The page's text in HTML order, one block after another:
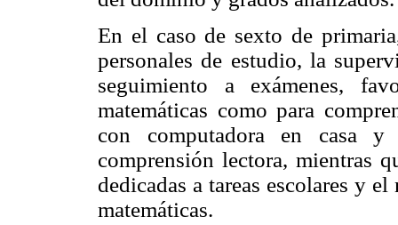
En el caso de sexto de
personales de estudio, la
seguimiento a exámenes,
matemáticas como para
con computadora en casa
comprensión lectora, mientras
dedicadas a tareas escolares y
matemáticas.